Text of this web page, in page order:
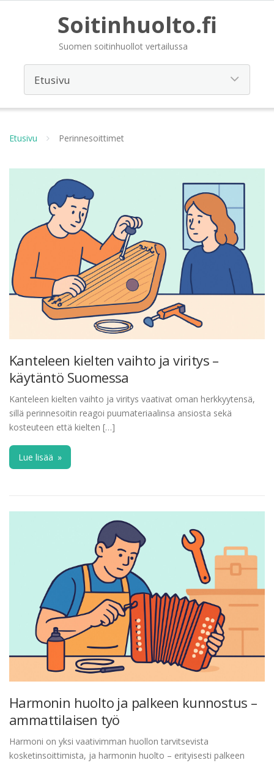
Soitinhuolto.fi
Suomen soitinhuollot vertailussa
Etusivu Perinnesoittimet
Kanteleen kielten vaihto ja viritys –
käytäntö Suomessa
Kanteleen kielten vaihto ja viritys vaativat oman herkkyytensä,
sillä perinnesoitin reagoi puumateriaalinsa ansiosta sekä
kosteuteen että kielten […]
Lue lisää »
Harmonin huolto ja palkeen kunnostus –
ammattilaisen työ
Harmoni on yksi vaativimman huollon tarvitsevista
kosketinsoittimista, ja harmonin huolto – erityisesti palkeen